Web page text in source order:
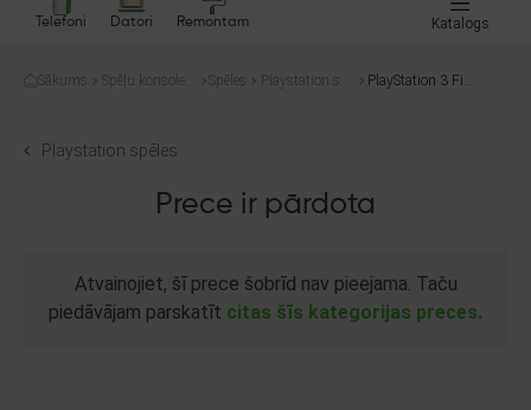
Telefoni Datori Remontam Katalogs
Sākums
Spēļu konsoles
Spēles
Playstation spē
PlayStation 3 Fif
Playstation spēles
Prece ir pārdota
Atvainojiet, šī prece šobrīd nav pieejama. Taču
piedāvājam parskatīt citas šīs kategorijas preces.